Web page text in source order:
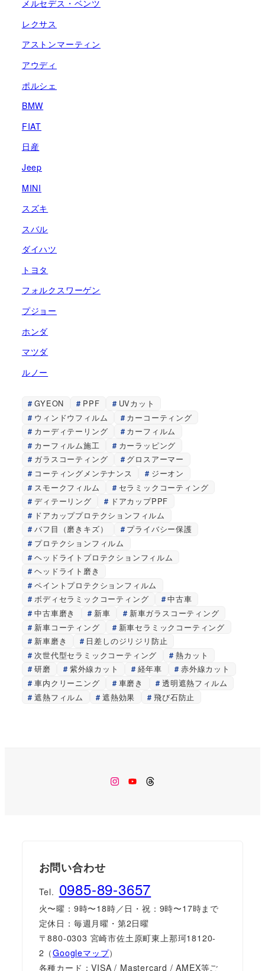
メルセデス・ベンツ
レクサス
アストンマーティン
アウディ
ポルシェ
BMW
FIAT
日産
Jeep
MINI
スズキ
スバル
ダイハツ
トヨタ
フォルクスワーゲン
プジョー
ホンダ
マツダ
ルノー
GYEON PPF
UVカット
ウィンドウフィルム
カーコーティング
カーディテーリング
カーフィルム
カーフィルム施工
カーラッピング
ガラスコーティング
グロスアーマー
コーティングメンテナンス
ジーオン
スモークフィルム
セラミックコーティング
ディテーリング
ドアカップPPF
ドアカッププロテクションフィルム
バフ目（磨きキズ）
プライバシー保護
プロテクションフィルム
ヘッドライトプロテクションフィルム
ヘッドライト磨き
ペイントプロテクションフィルム
ボディセラミックコーティング
中古車
中古車磨き
新車
新車ガラスコーティング
新車コーティング
新車セラミックコーティング
新車磨き
日差しのジリジリ防止
次世代型セラミックコーティング
熱カット
研磨
紫外線カット 経年車
赤外線カット
車内クリーニング
車磨き
透明遮熱フィルム
遮熱フィルム
遮熱効果 飛び石防止
Instagram
YoutubeThreads
お問い合わせ
Tel. 0985-89-3657
火〜曜：9時〜18時／日・祝：9時〜17時まで
定休日：毎週月曜・第2日曜
〒880-0303 宮崎市佐土原町東上那珂18120-
2（Googleマップ）
各種カード：VISA / Mastercard / AMEX等ご